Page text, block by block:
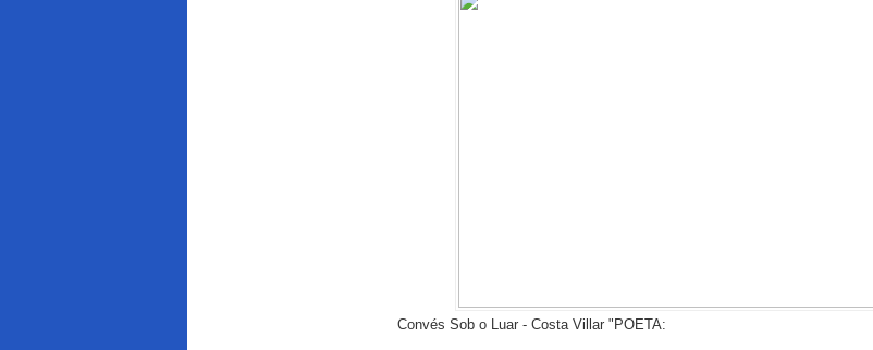
Convés Sob o Luar - Costa Villar "POETA: